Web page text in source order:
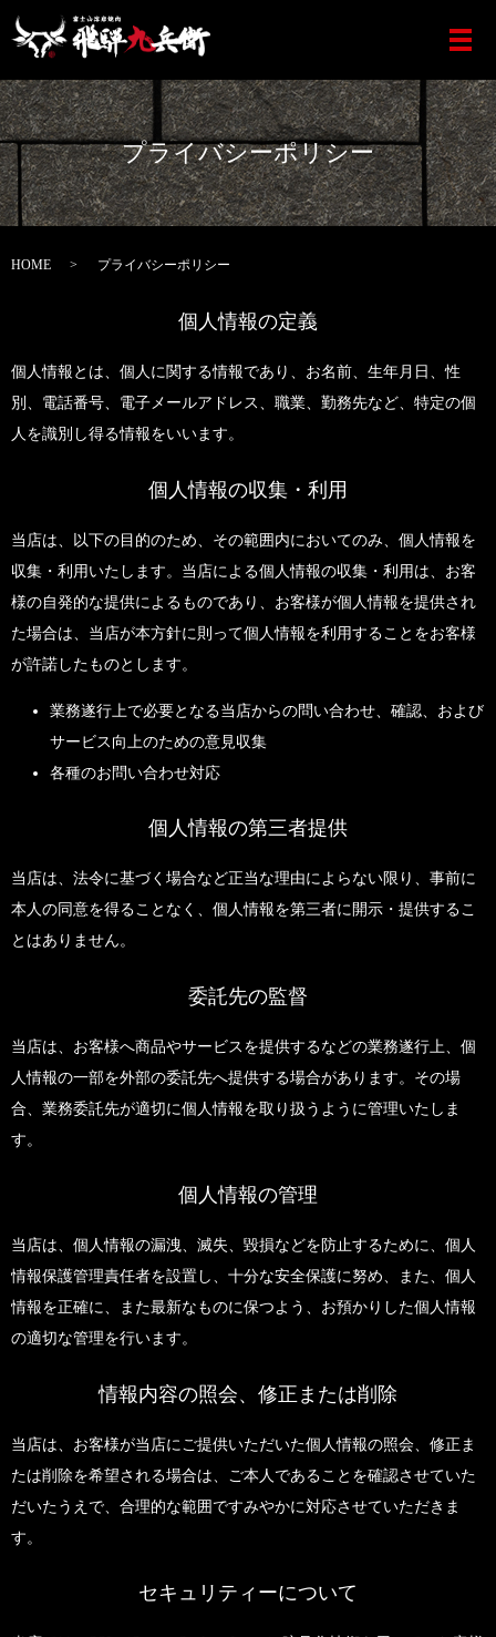
プライバシーポリシー
HOME プライバシーポリシー
個人情報の定義
個人情報とは、個人に関する情報であり、お名前、生年月日、性
別、電話番号、電子メールアドレス、職業、勤務先など、特定の個
人を識別し得る情報をいいます。
個人情報の収集・利用
当店は、以下の目的のため、その範囲内においてのみ、個人情報を
収集・利用いたします。当店による個人情報の収集・利用は、お客
様の自発的な提供によるものであり、お客様が個人情報を提供され
た場合は、当店が本方針に則って個人情報を利用することをお客様
が許諾したものとします。
業務遂行上で必要となる当店からの問い合わせ、確認、および
サービス向上のための意見収集
各種のお問い合わせ対応
個人情報の第三者提供
当店は、法令に基づく場合など正当な理由によらない限り、事前に
本人の同意を得ることなく、個人情報を第三者に開示・提供するこ
とはありません。
委託先の監督
当店は、お客様へ商品やサービスを提供するなどの業務遂行上、個
人情報の一部を外部の委託先へ提供する場合があります。その場
合、業務委託先が適切に個人情報を取り扱うように管理いたしま
す。
個人情報の管理
当店は、個人情報の漏洩、滅失、毀損などを防止するために、個人
情報保護管理責任者を設置し、十分な安全保護に努め、また、個人
情報を正確に、また最新なものに保つよう、お預かりした個人情報
の適切な管理を行います。
情報内容の照会、修正または削除
当店は、お客様が当店にご提供いただいた個人情報の照会、修正ま
たは削除を希望される場合は、ご本人であることを確認させていた
だいたうえで、合理的な範囲ですみやかに対応させていただきま
す。
セキュリティーについて